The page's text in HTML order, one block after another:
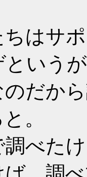
はサ
いう
だか
。
調べた